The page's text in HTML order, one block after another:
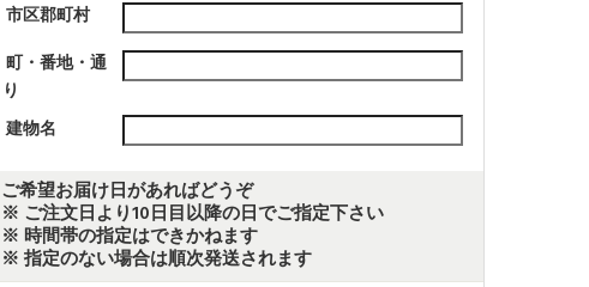
市区郡町村
町・番地・通
り
建物名
ご希望お届け日があればどうぞ
※ ご注文日より10日目以降の日でご指定下さい
※ 時間帯の指定はできかねます
※ 指定のない場合は順次発送されます